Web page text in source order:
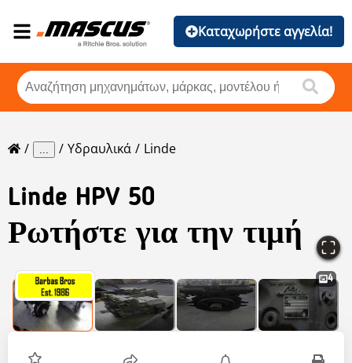
Καταχωρήστε αγγελία!
... Υδραυλικά Linde
Linde HPV 50
Ρωτήστε για την τιμή
4